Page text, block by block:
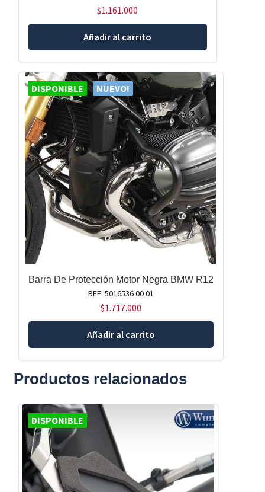
$1.161.000
Añadir al carrito
DISPONIBLE NUEVO!
Barra De Protección Motor Negra BMW R12
REF: 5016536 00 01
$1.717.000
Añadir al carrito
Productos relacionados
DISPONIBLE